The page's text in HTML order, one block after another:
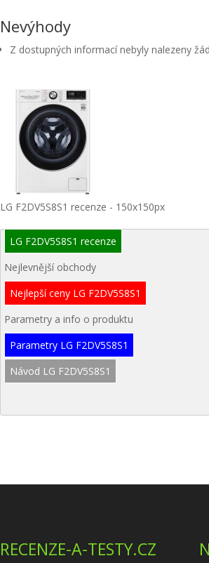
Nevýhody
Z dostupných informací nebyly nalezeny
LG F2DV5S8S1 recenze - 150x150px
LG F2DV5S8S1 recenze
Nejlevnější obchody
Nejlepší ceny LG F2DV5S8S1
Parametry a info o produktu
Parametry LG F2DV5S8S1
Návod LG F2DV5S8S1
RECENZE-A-TESTY.CZ